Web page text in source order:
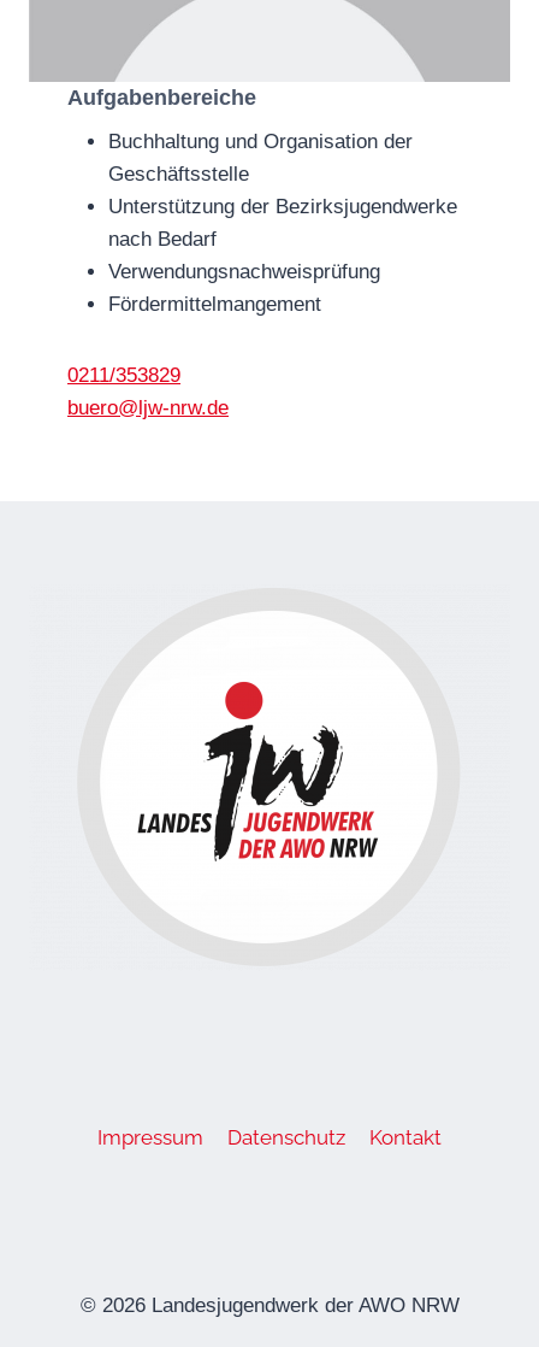
Aufgabenbereiche
Buchhaltung und Organisation der
Geschäftsstelle
Unterstützung der Bezirksjugendwerke
nach Bedarf
Verwendungsnachweisprüfung
Fördermittelmangement
0211/353829
buero@ljw-nrw.de
Impressum Datenschutz Kontakt
© 2026 Landesjugendwerk der AWO NRW